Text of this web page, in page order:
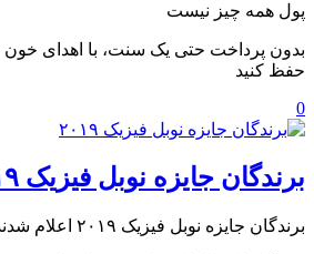
پول همه چیز نیست
حفظ کنید
0
برندگان جایزه نوبل فیزیک ۲۰۱۹
برندگان جایزه نوبل فیزیک ۲۰۱۹ اعلام شدند